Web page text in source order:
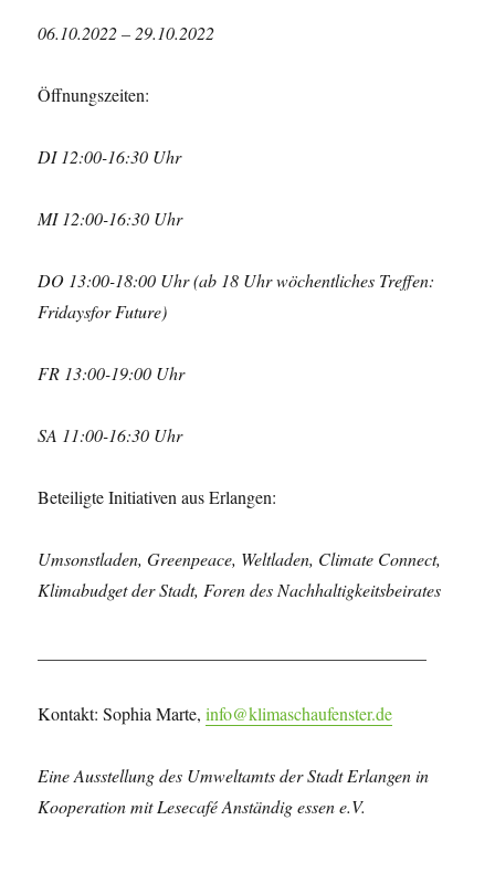
06.10.2022 – 29.10.2022
Öffnungszeiten:
DI 12:00-16:30 Uhr
MI 12:00-16:30 Uhr
DO 13:00-18:00 Uhr(ab 18 Uhr wöchentliches Treffen:
FridaysforFuture)
FR 13:00-19:00 Uhr
SA 11:00-16:30 Uhr
Beteiligte Initiativen aus Erlangen:
Umsonstladen, Greenpeace, Weltladen, Climate Connect,
Klimabudget der Stadt, Foren des Nachhaltigkeitsbeirates
Kontakt: Sophia Marte,info@klimaschaufenster.de
Eine Ausstellung des Umweltamts der Stadt Erlangen in
Kooperation mit Lesecafé Anständig essen e.V.